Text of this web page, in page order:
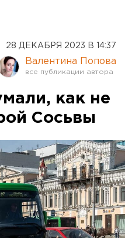
28 ДЕКАБРЯ 2023 В 14:37
Валентина Попова
как не
Сосьвы